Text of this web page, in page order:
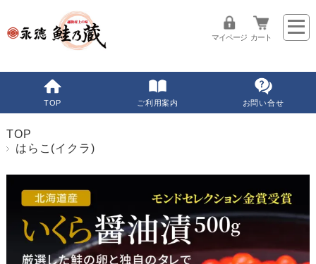
マイページ カート
TOP ご利用案内 お問い合せ
TOP
はらこ(イクラ)